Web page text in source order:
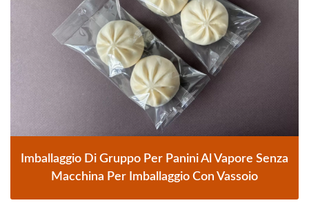
Imballaggio Di Gruppo Per Panini Al Vapore Senza
Macchina Per Imballaggio Con Vassoio